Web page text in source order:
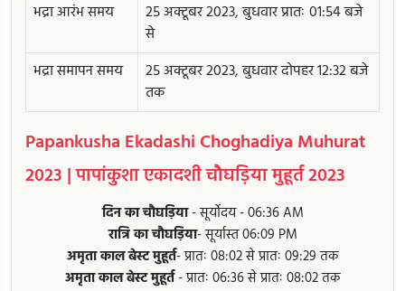
भद्रा आरंभ समय
25 अक्टूबर 2023, बुधवार प्रातः 01:54 बजे
से
भद्रा समापन समय
25 अक्टूबर 2023, बुधवार दोपहर 12:32 बजे
तक
Papankusha Ekadashi Choghadiya Muhurat
2023 | पापांकुशा एकादशी चौघड़िया मुहूर्त 2023
दिन का चौघड़िया- सूर्योदय - 06:36 AM
रात्रि का चौघड़िया- सूर्यास्त 06:09 PM
अमृता काल बेस्ट मुहूर्त- प्रातः 08:02 से प्रातः 09:29 तक
अमृता काल बेस्ट मुहूर्त- प्रातः 06:36 से प्रातः 08:02 तक